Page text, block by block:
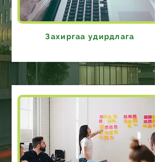
Захиргаа удирдлага